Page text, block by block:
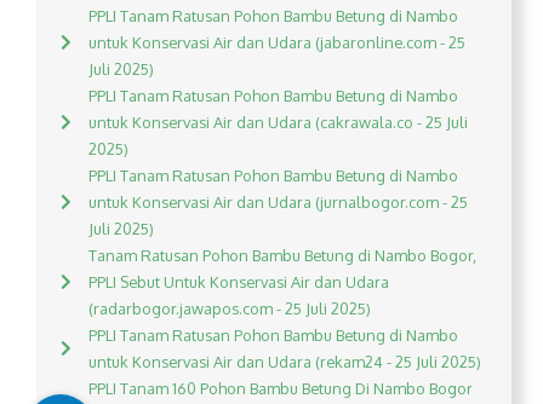
PPLI Tanam Ratusan Pohon Bambu Betung di Nambo
untuk Konservasi Air dan Udara (jabaronline.com - 25
Juli 2025)
PPLI Tanam Ratusan Pohon Bambu Betung di Nambo
untuk Konservasi Air dan Udara (cakrawala.co - 25 Juli
2025)
PPLI Tanam Ratusan Pohon Bambu Betung di Nambo
untuk Konservasi Air dan Udara (jurnalbogor.com - 25
Juli 2025)
Tanam Ratusan Pohon Bambu Betung di Nambo Bogor,
PPLI Sebut Untuk Konservasi Air dan Udara
(radarbogor.jawapos.com - 25 Juli 2025)
PPLI Tanam Ratusan Pohon Bambu Betung di Nambo
untuk Konservasi Air dan Udara (rekam24 - 25 Juli 2025)
PPLI Tanam 160 Pohon Bambu Betung Di Nambo Bogor